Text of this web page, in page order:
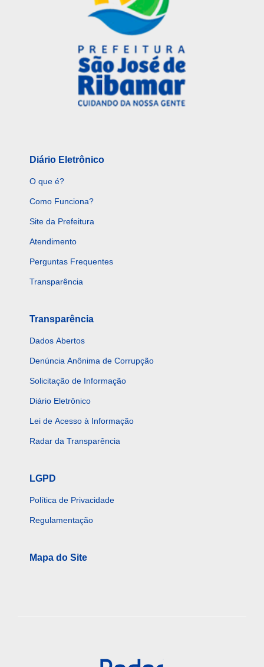
Diário Eletrônico
O que é?
Como Funciona?
Site da Prefeitura
Atendimento
Perguntas Frequentes
Transparência
Transparência
Dados Abertos
Denúncia Anônima de Corrupção
Solicitação de Informação
Diário Eletrônico
Lei de Acesso à Informação
Radar da Transparência
LGPD
Política de Privacidade
Regulamentação
Mapa do Site